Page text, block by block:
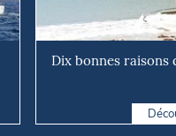
Dix bonnes raisons